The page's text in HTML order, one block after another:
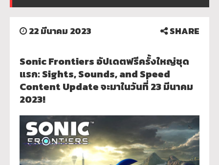
22 มีนาคม 2023 SHARE
Sonic Frontiers อัปเดตฟรีครั้งใหญ่ชุด
แรก: Sights, Sounds, and Speed
Content Update จะมาในวันที่ 23 มีนาคม
2023!